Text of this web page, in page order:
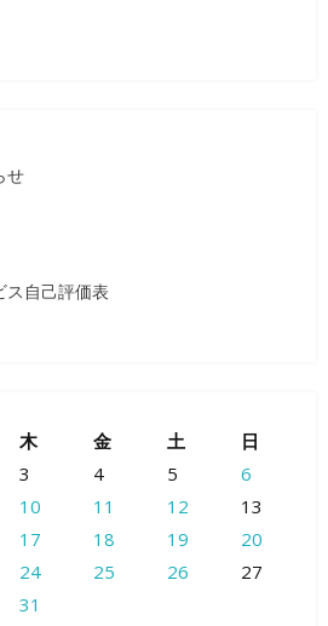
せ
ス自己評価表
木 金 土
日
3 4 5
6
10 11 12
13
17 18 19
20
24 25 26
27
31